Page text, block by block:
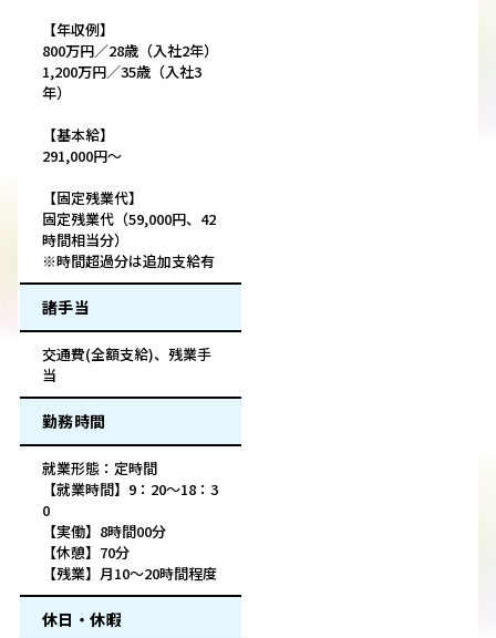
【年収例】
800万円／28歳（入社2年）
1,200万円／35歳（入社3
年）
【基本給】
291,000円～
【固定残業代】
固定残業代（59,000円、42
時間相当分）
※時間超過分は追加支給有
諸手当
交通費(全額支給)、残業手
当
勤務時間
就業形態：定時間
【就業時間】9：20～18：3
0
【実働】8時間00分
【休憩】70分
【残業】月10～20時間程度
休日・休暇